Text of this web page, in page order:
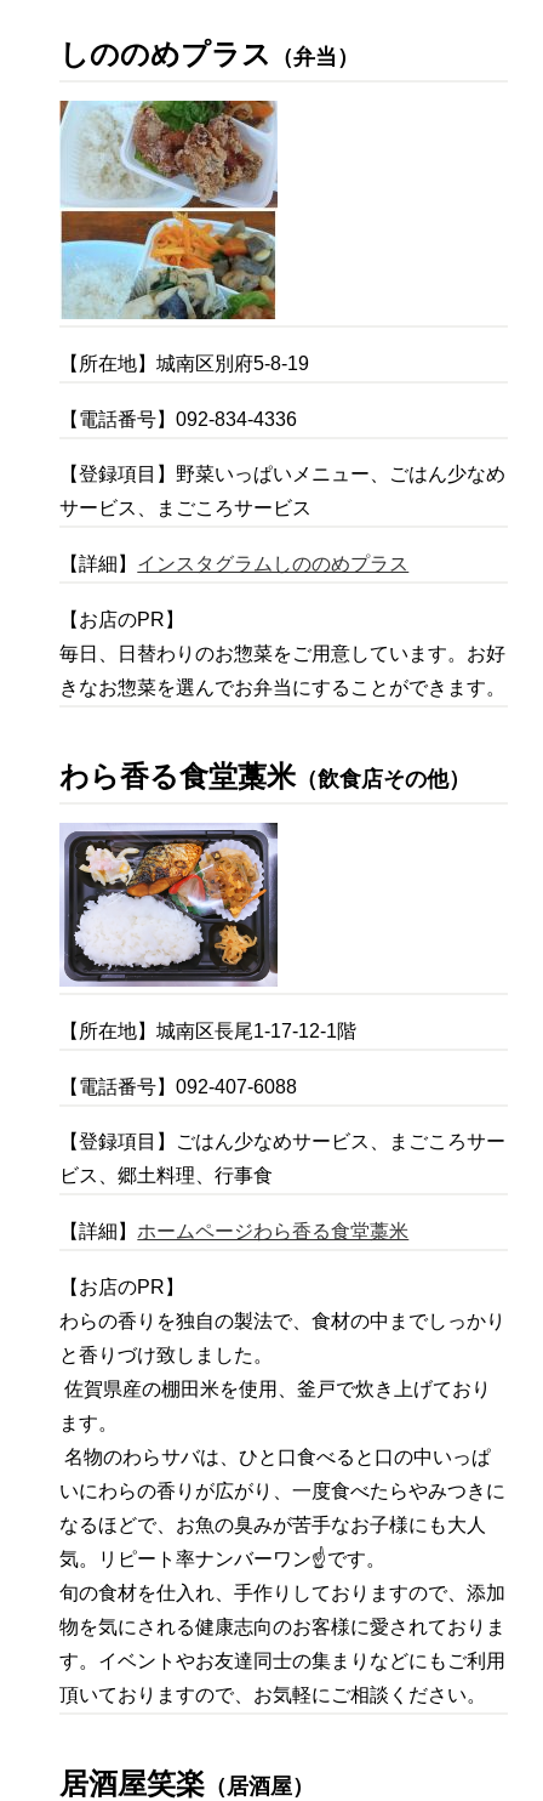
しののめプラス （弁当）
【所在地】城南区別府5-8-19
【電話番号】092-834-4336
【登録項目】野菜いっぱいメニュー、ごはん少なめ
サービス、まごころサービス
【詳細】 インスタグラムしののめプラス
【お店のPR】
毎日、日替わりのお惣菜をご用意しています。お好
きなお惣菜を選んでお弁当にすることができます。
わら香る食堂藁米（飲食店その他）
【所在地】城南区長尾1-17-12-1階
【電話番号】092-407-6088
【登録項目】ごはん少なめサービス、まごころサー
ビス、郷土料理、行事食
【詳細】 ホームページわら香る食堂藁米
【お店のPR】
わらの香りを独自の製法で、食材の中までしっかり
と香りづけ致しました。
佐賀県産の棚田米を使用、釜戸で炊き上げており
ます。
名物のわらサバは、ひと口食べると口の中いっぱ
いにわらの香りが広がり、一度食べたらやみつきに
なるほどで、お魚の臭みが苦手なお子様にも大人
気。リピート率ナンバーワン☝️です。
旬の食材を仕入れ、手作りしておりますので、添加
物を気にされる健康志向のお客様に愛されておりま
す。イベントやお友達同士の集まりなどにもご利用
頂いておりますので、お気軽にご相談ください。
居酒屋笑楽 （居酒屋）